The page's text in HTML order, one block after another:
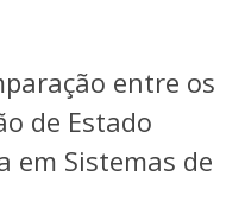
Rede
entre os
de Estado
em Sistemas de